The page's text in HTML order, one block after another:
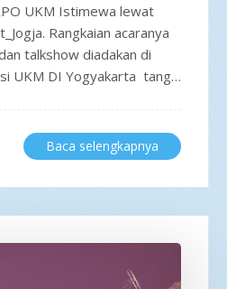
UKM Istimewa lewat
Rangkaian acaranya
talkshow diadakan di
UKM DI Yogyakarta tang…
Baca selengkapnya